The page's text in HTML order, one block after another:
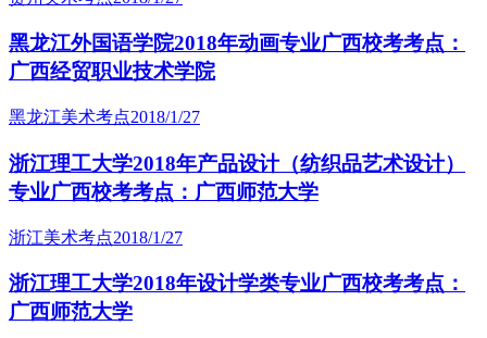
黑龙江外国语学院2018年动画专业广西校考考点：
广西经贸职业技术学院
黑龙江美术考点2018/1/27
浙江理工大学2018年产品设计（纺织品艺术设计）
专业广西校考考点：广西师范大学
浙江美术考点2018/1/27
浙江理工大学2018年设计学类专业广西校考考点：
广西师范大学